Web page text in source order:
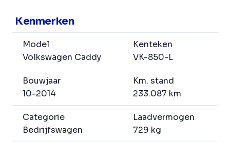
Kenmerken
Model
Volkswagen Caddy
Kenteken
VK-850-L
Bouwjaar
10-2014
Km. stand
233.087 km
Categorie
Bedrijfswagen
Laadvermogen
729 kg